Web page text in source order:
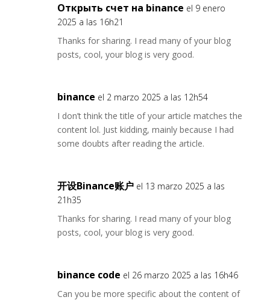
Открыть счет на binance el 9 enero
2025 a las 16h21
Thanks for sharing. I read many of your blog
posts, cool, your blog is very good.
binance el 2 marzo 2025 a las 12h54
I don’t think the title of your article matches the
content lol. Just kidding, mainly because I had
some doubts after reading the article.
开设Binance账户 el 13 marzo 2025 a las
21h35
Thanks for sharing. I read many of your blog
posts, cool, your blog is very good.
binance code el 26 marzo 2025 a las 16h46
Can you be more specific about the content of